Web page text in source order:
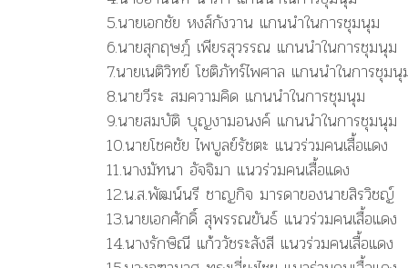
5.นายเอกชัย หงส์กังวาน แกนนำในการชุมนุม
6.นายสุกฤษฎ์ เพียรสุวรรณ แกนนำในการชุมนุม
7.นายเนติวิทย์ โชติภัทร์ไพศาล แกนนำในการชุมนุ
8.นายวีระ สมความคิด แกนนำในการชุมนุม
9.นายสมบัติ บุญงามอนงค์ แกนนำในการชุมนุม
10.นายโชคชัย ไพบูลย์รัชตะ แนวร่วมคนเสื้อแดง
11.นางมัทนา อัจจิมา แนวร่วมคนเสื้อแดง
12.น.ส.พัฒน์นรี ชาญกิจ มารดาของนายสิรวิชญ์
13.นายเอกศักดิ์ สุพรรณขันธ์ แนวร่วมคนเสื้อแดง
14.นางรักษิณี แก้ววัชระสังสี แนวร่วมคนเสื้อแดง